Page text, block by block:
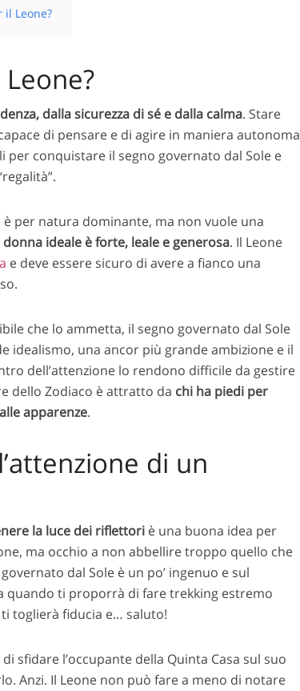
Leone?
dalla sicurezza di sé e dalla calma. Stare
di pensare e di agire in maniera autonoma
conquistare il segno governato dal Sole e
è per natura dominante, ma non vuole una
donna ideale è forte, leale e generosa. Il Leone
e deve essere sicuro di avere a fianco una
che lo ammetta, il segno governato dal Sole
idealismo, una ancor più grande ambizione e il
dell’attenzione lo rendono difficile da gestire
dello Zodiaco è attratto da chi ha piedi per
apparenze.
di un
la luce dei riflettori è una buona idea per
ma occhio a non abbellire troppo quello che
dal Sole è un po’ ingenuo e sul
quando ti proporrà di fare trekking estremo
toglierà fiducia e… saluto!
sfidare l’occupante della Quinta Casa sul suo
Anzi. Il Leone non può fare a meno di notare